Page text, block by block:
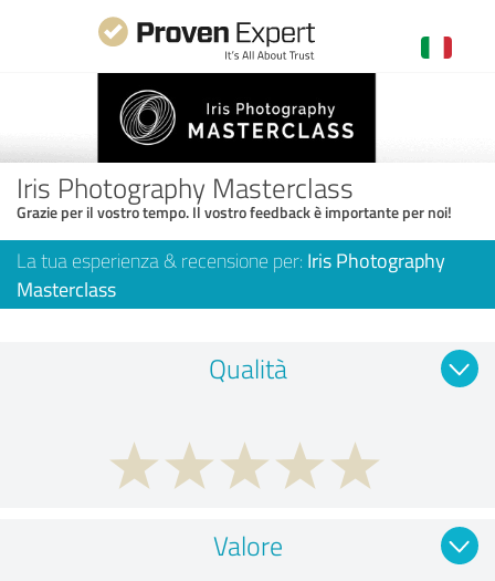
Iris Photography Masterclass
Grazie per il vostro tempo. Il vostro feedback è importante per noi!
La tua esperienza & recensione per: Iris Photography
Masterclass
Qualità
Valore